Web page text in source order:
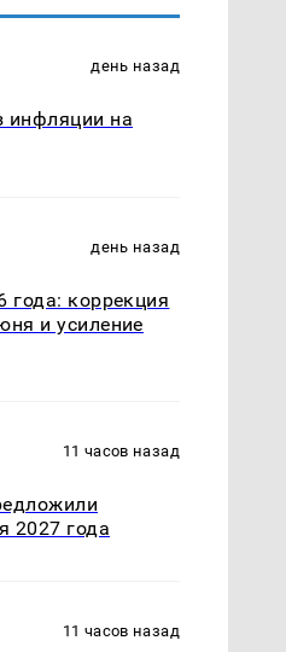
день назад
инфляции на
день назад
года: коррекция
и усиление
11 часов назад
2027 года
11 часов назад